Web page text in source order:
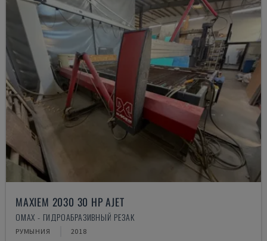
MAXIEM 2030 30 HP AJET
OMAX - ГИДРОАБРАЗИВНЫЙ РЕЗАК
РУМЫНИЯ 2018